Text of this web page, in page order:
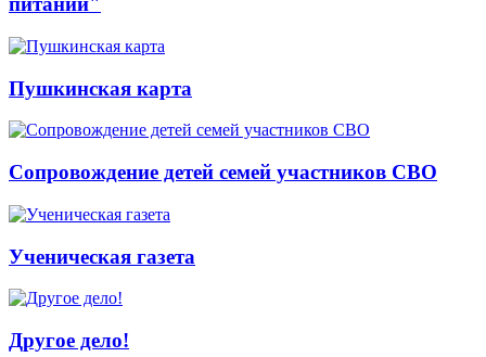
Пушкинская карта
Сопровождение детей семей участников СВО
Ученическая газета
Другое дело!